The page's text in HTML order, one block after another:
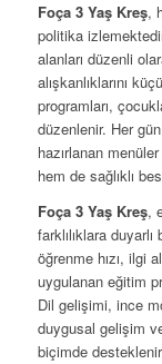
Foça 3 Yaş Kreş,
politika
alanları düzenli
alışkanlıklarını
programları,
düzenlenir. Her
hazırlanan
hem de sağlıklı
Foça 3 Yaş Kreş,
farklılıklara
öğrenme hızı, ilgi
uygulanan eğitim
Dil gelişimi, ince
duygusal gelişim
biçimde